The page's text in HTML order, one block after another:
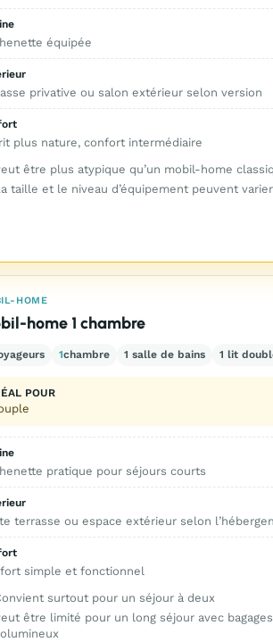
HOME
home 1 chambre
1chambre 1 salle de bains 1 lit
POUR
pratique pour séjours courts
terrasse ou espace extérieur selon
simple et fonctionnel
surtout pour un séjour à deux
être limité pour un long séjour avec bagages
équipée
privative ou salon extérieur selon version
plus nature, confort intermédiaire
être plus atypique qu’un mobil-home
taille et le niveau d’équipement peuvent varier